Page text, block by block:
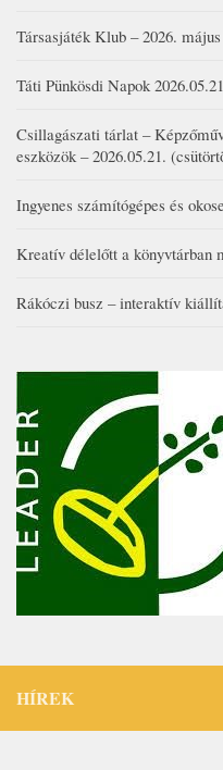
Társasjáték Klub – 2026.
Táti Pünkösdi Napok
Csillagászati tárlat –
eszközök – 2026.05.21.
Ingyenes számítógépes és
Kreatív délelőtt a könyvtárban
Rákóczi busz – interaktív
HÍREK